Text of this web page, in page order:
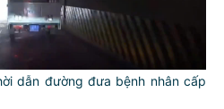
dẫn đường đưa bệnh nhân cấp